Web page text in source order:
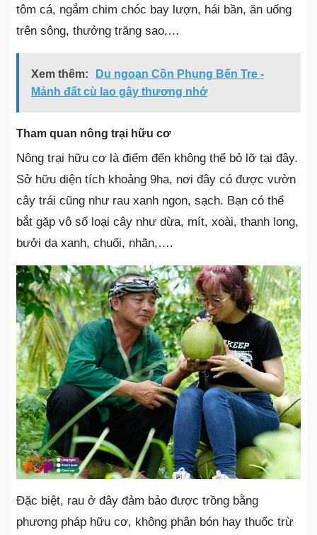
tôm cá, ngắm chim chóc bay lượn, hái bần, ăn uống
trên sông, thưởng trăng sao,…
Xem thêm:
Du ngoạn Cồn Phụng Bến Tre -
Mảnh đất cù lao gây thương nhớ
Tham quan nông trại hữu cơ
Nông trại hữu cơ là điểm đến không thể bỏ lỡ tại đây.
Sở hữu diện tích khoảng 9ha, nơi đây có được vườn
cây trái cũng như rau xanh ngon, sạch. Bạn có thể
bắt gặp vô số loại cây như dừa, mít, xoài, thanh long,
bưởi da xanh, chuối, nhãn,….
Đặc biệt, rau ở đây đảm bảo được trồng bằng
phương pháp hữu cơ, không phân bón hay thuốc trừ